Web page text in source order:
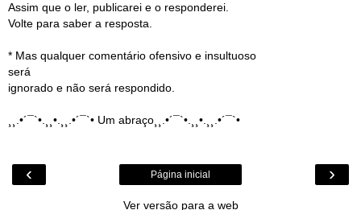
Assim que o ler, publicarei e o responderei.
Volte para saber a resposta.
* Mas qualquer comentário ofensivo e insultuoso
será
ignorado e não será respondido.
¸¸.•´¯`•.¸¸•.¸¸.•´¯`• Um abraço¸¸.•´¯`•.¸¸•.¸¸.•´¯`•
‹ ›
Página inicial
Ver versão para a web